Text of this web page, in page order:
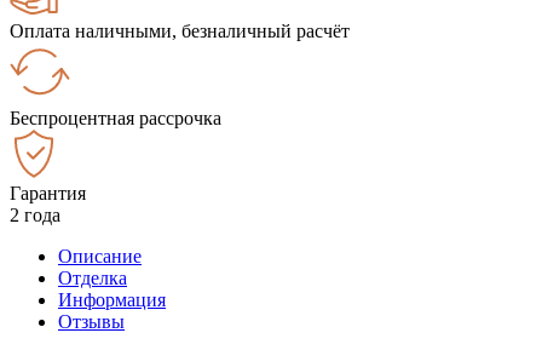
Оплата наличными, безналичный расчёт
Беспроцентная рассрочка
Гарантия
2 года
Описание
Отделка
Информация
Отзывы